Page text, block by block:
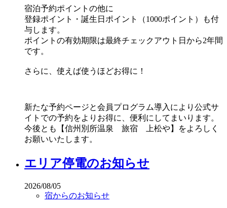
宿泊予約ポイントの他に
登録ポイント・誕生日ポイント（1000ポイント）も付
与します。
ポイントの有効期限は最終チェックアウト日から2年間
です。
さらに、使えば使うほどお得に！
新たな予約ページと会員プログラム導入により公式サ
イトでの予約をよりお得に、便利にしてまいります。
今後とも【信州別所温泉 旅宿 上松や】をよろしく
お願いいたします。
エリア停電のお知らせ
2026/08/05
宿からのお知らせ